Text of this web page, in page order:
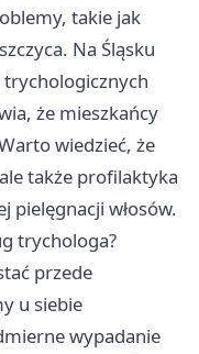
takie jak
Na Śląsku
trychologicznych
że mieszkańcy
wiedzieć, że
także profilaktyka
pielęgnacji włosów.
trychologa?
przede
u siebie
wypadanie